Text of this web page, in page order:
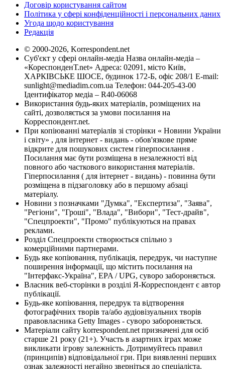
Договір користування сайтом
Політика у сфері конфіденційності і персональних даних
Угода щодо користування
Редакція
© 2000-2026, Korrespondent.net
Суб'єкт у сфері онлайн-медіа Назва онлайн-медіа –
«КореспонденТ.net» Адреса: 02091, місто Київ,
ХАРКІВСЬКЕ ШОСЕ, будинок 172-Б, офіс 208/1 E-mail:
sunlight@mediadim.com.ua Телефон: 044-205-43-00
Ідентифікатор медіа – R40-06068
Використання будь-яких матеріалів, розміщених на
сайті, дозволяється за умови посилання на
Корреспондент.net.
При копіюванні матеріалів зі сторінки « Новини України
і світу» , для інтернет - видань - обов'язкове пряме
відкрите для пошукових систем гіперпосилання .
Посилання має бути розміщена в незалежності від
повного або часткового використання матеріалів.
Гіперпосилання ( для інтернет - видань) - повинна бути
розміщена в підзаголовку або в першому абзаці
матеріалу.
Новини з позначками "Думка", "Експертиза", "Заява",
"Регіони", "Гроші", "Влада", "Вибори", "Тест-драйв",
"Спецпроекти", "Промо" публікуються на правах
реклами.
Розділ Спецпроекти створюється спільно з
комерційними партнерами.
Будь яке копіювання, публікація, передрук, чи наступне
поширення інформації, що містить посилання на
"Інтерфакс-Україна", EPA / UPG, суворо забороняється.
Власник веб-сторінки в розділі Я-Корреспондент є автор
публікації.
Будь-яке копіювання, передрук та відтворення
фотографічних творів та/або аудіовізуальних творів
правовласника Getty Images - суворо забороняється.
Матеріали сайту korrespondent.net призначені для осіб
старше 21 року (21+). Участь в азартних іграх може
викликати ігрову залежність. Дотримуйтесь правил
(принципів) відповідальної гри. При виявленні перших
ознак залежності негайно зверніться до спеціаліста.